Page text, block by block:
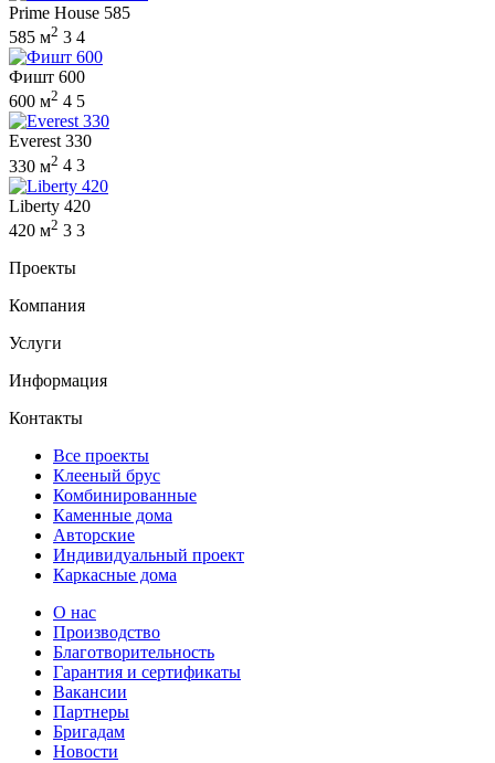
Prime House 585
585 м2 3 4
Фишт 600
600 м2 4 5
Everest 330
330 м2 4 3
Liberty 420
420 м2 3 3
Проекты
Компания
Услуги
Информация
Контакты
Все проекты
Клееный брус
Комбинированные
Каменные дома
Авторские
Индивидуальный проект
Каркасные дома
О нас
Производство
Благотворительность
Гарантия и сертификаты
Вакансии
Партнеры
Бригадам
Новости